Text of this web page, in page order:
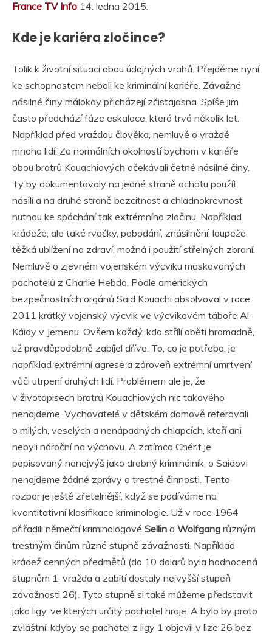
France TV Info 14. ledna 2015.
Kde je kariéra zločince?
Tolik k životní situaci obou údajných vrahů. Přejděme nyní
ke schopnostem neboli ke kriminální kariéře. Závažné
násilné činy málokdy přicházejí zčistajasna. Spíše jim
často předchází fáze eskalace, která trvá několik let.
Například před vraždou člověka, nemluvě o vraždě
mnoha lidí. Za normálních okolností bychom v kariéře
obou bratrů Kouachiových očekávali četné násilné činy.
Ty by dokumentovaly na jedné straně ochotu použít
násilí a na druhé straně bezcitnost a chladnokrevnost
nutnou ke spáchání tak extrémního zločinu. Například
krádeže, ale také rvačky, pobodání, znásilnění, loupeže,
těžká ublížení na zdraví, možná i použití střelných zbraní.
Nemluvě o zjevném vojenském výcviku maskovaných
pachatelů z Charlie Hebdo. Podle amerických
bezpečnostních orgánů Said Kouachi absolvoval v roce
2011 krátký vojenský výcvik ve výcvikovém táboře Al-
Káidy v Jemenu. Ovšem každý, kdo střílí oběti hromadně,
už pravděpodobně zabíjel dříve. To, co je potřeba, je
například extrémní agrese a zároveň extrémní umrtvení
vůči utrpení druhých lidí. Problémem ale je, že
v životopisech bratrů Kouachiových nic takového
nenajdeme. Vychovatelé v dětském domově referovali
o milých, veselých a nenápadných chlapcích, kteří ani
nebyli nároční na výchovu. A zatímco Chérif je
popisovaný nanejvýš jako drobný kriminálník, o Saidovi
nenajdeme žádné zprávy o trestné činnosti. Tento
rozpor je ještě zřetelnější, když se podíváme na
kvantitativní klasifikace kriminologie. Už v roce 1964
přiřadili němečtí kriminologové Sellin a Wolfgang různým
trestným činům různé stupně závažnosti. Například
krádež cenných předmětů (do 10 dolarů byla hodnocená
stupněm 1, vražda a zabití dostaly nejvyšší stupeň
závažnosti 26). Tyto stupně si také můžeme představit
jako ligy, ve kterých určitý pachatel hraje. A bylo by proto
zvláštní, kdyby se pachatel z ligy 1 objevil v lize 26 bez